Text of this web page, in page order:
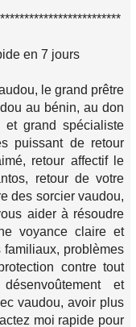
en 7 jours
le grand prêtre
au bénin, au don
et grand spécialiste
puissant de retour
retour affectif le
retour de votre
des sorcier vaudou,
aider à résoudre
voyance claire et
problèmes
contre tout
et
vaudou, avoir plus
moi rapide pour